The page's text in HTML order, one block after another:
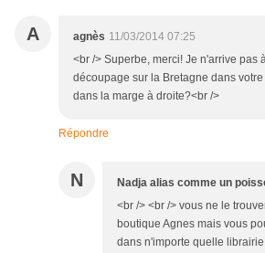
A agnès 11/03/2014 07:25
<br /> Superbe, merci! Je n'arrive pas
découpage sur la Bretagne dans
dans la marge à droite?<br />
Répondre
N Nadja alias comme un
<br /> <br /> vous ne le
boutique Agnes mais vous
dans n'importe quelle